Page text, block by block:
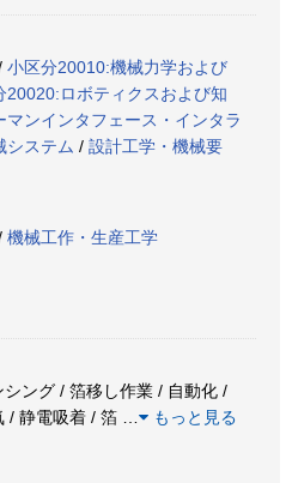
小区分20010:機械力学および
20020:ロボティクスおよび知
マンインタフェース・インタラ
システム / 設計工学・機械要
機械工作・生産工学
ング / 箔移し作業 / 自動化 /
/ 静電吸着 / 箔
もっと見る